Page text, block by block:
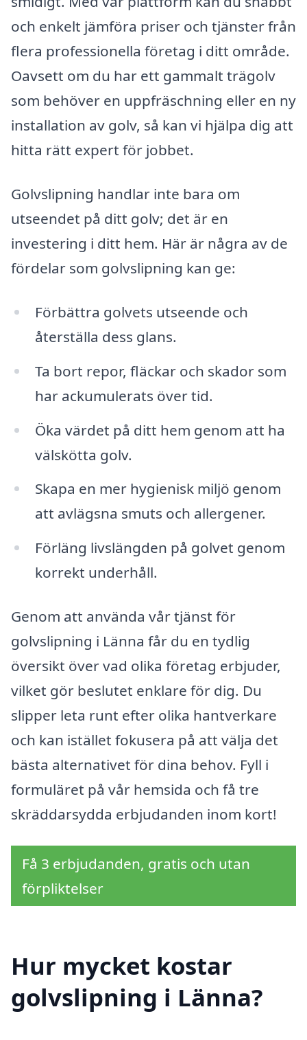
och enkelt jämföra priser och tjänster från
flera professionella företag i ditt område.
Oavsett om du har ett gammalt trägolv
som behöver en uppfräschning eller en ny
installation av golv, så kan vi hjälpa dig att
hitta rätt expert för jobbet.
Golvslipning handlar inte bara om
utseendet på ditt golv; det är en
investering i ditt hem. Här är några av de
fördelar som golvslipning kan ge:
Förbättra golvets utseende och
återställa dess glans.
Ta bort repor, fläckar och skador som
har ackumulerats över tid.
Öka värdet på ditt hem genom att ha
välskötta golv.
Skapa en mer hygienisk miljö genom
att avlägsna smuts och allergener.
Förläng livslängden på golvet genom
korrekt underhåll.
Genom att använda vår tjänst för
golvslipning i Länna får du en tydlig
översikt över vad olika företag erbjuder,
vilket gör beslutet enklare för dig. Du
slipper leta runt efter olika hantverkare
och kan istället fokusera på att välja det
bästa alternativet för dina behov. Fyll i
formuläret på vår hemsida och få tre
skräddarsydda erbjudanden inom kort!
Få 3 erbjudanden, gratis och utan
förpliktelser
Hur mycket kostar
golvslipning i Länna?